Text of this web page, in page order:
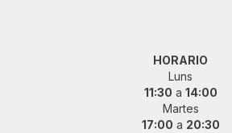
HORARIO
Luns
11:30 a 14:00
Martes
17:00 a 20:30